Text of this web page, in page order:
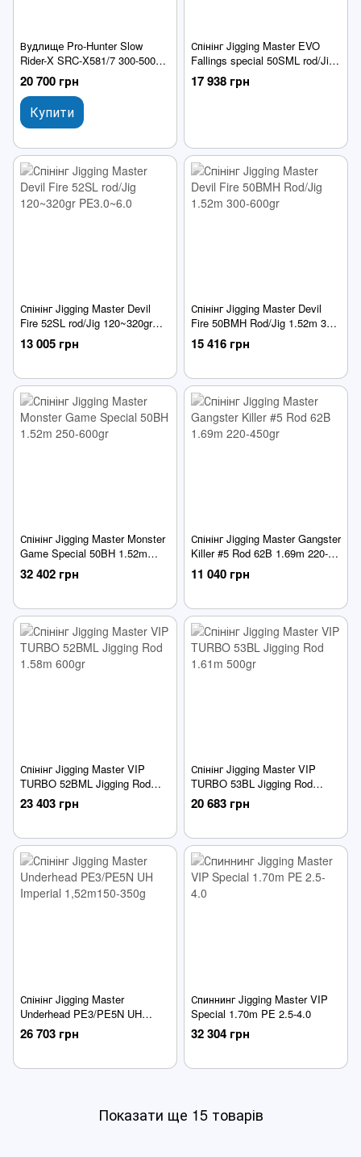
Вудлище Pro-Hunter Slow
Rider-X SRC-X581/7 300-500g
2.10m
20 700 грн
Купити
Спінінг Jigging Master EVO
Fallings special 50SML rod/Jig:
200~450gr PE:4-8
17 938 грн
Спінінг Jigging Master Devil
Fire 52SL rod/Jig 120~320gr
PE3.0~6.0
13 005 грн
Спінінг Jigging Master Devil
Fire 50BMH Rod/Jig 1.52m 300-
600gr
15 416 грн
Спінінг Jigging Master Monster
Game Special 50BH 1.52m
250-600gr
32 402 грн
Спінінг Jigging Master Gangster
Killer #5 Rod 62B 1.69m 220-
450gr
11 040 грн
Спінінг Jigging Master VIP
TURBO 52BML Jigging Rod
1.58m 600gr
23 403 грн
Спінінг Jigging Master VIP
TURBO 53BL Jigging Rod
1.61m 500gr
20 683 грн
Спінінг Jigging Master
Underhead PE3/PE5N UH
Imperial 1,52m150-350g
26 703 грн
Спиннинг Jigging Master VIP
Special 1.70m PE 2.5-4.0
32 304 грн
Показати ще 15 товарів